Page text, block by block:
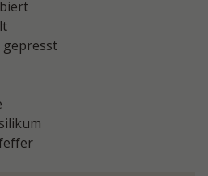
gepresst